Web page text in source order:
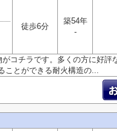
徒歩6分
築54年
-
コチラです。多くの方に好評
ことができる耐火構造の...